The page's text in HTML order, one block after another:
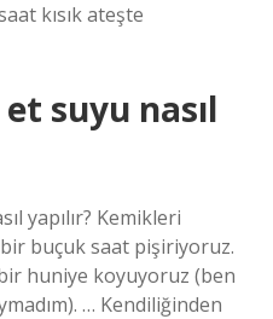
kısık ateşte
suyu nasıl
yapılır? Kemikleri
buçuk saat pişiriyoruz.
huniye koyuyoruz (ben
… Kendiliğinden